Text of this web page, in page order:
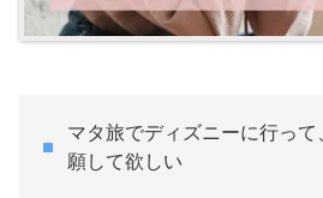
マタ旅でディズニーに行っ
願して欲しい